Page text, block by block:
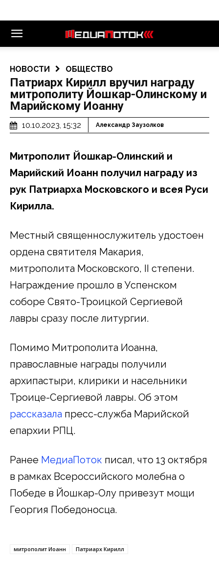
НОВОСТИ ОБЩЕСТВО
Патриарх Кирилл вручил награду
митрополиту Йошкар-Олинскому и
Марийскому Иоанну
10.10.2023, 15:32 Александр Заузолков
Митрополит Йошкар-Олинский и
Марийский Иоанн получил награду из
рук Патриарха Московского и всея Руси
Кирилла.
Местный священнослужитель удостоен
ордена святителя Макария,
митрополита Московского, II степени.
Награждение прошло в Успенском
соборе Свято-Троицкой Сергиевой
лавры сразу после литургии.
Помимо Митрополита Иоанна,
православные награды получили
архипастыри, клирики и насельники
Троице-Сергиевой лавры. Об этом
рассказала пресс-служба Марийской
епархии РПЦ.
Ранее МедиаПоток писал, что 13 октября
в рамках Всероссийского молебна о
Победе в Йошкар-Олу привезут мощи
Георгия Победоносца.
митрополит Иоанн Патриарх Кирилл